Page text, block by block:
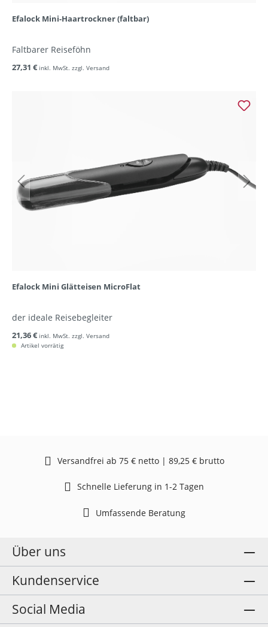
Efalock Mini-Haartrockner (faltbar)
Faltbarer Reiseföhn
27,31 € inkl. MwSt. zzgl. Versand
Efalock Mini Glätteisen MicroFlat
der ideale Reisebegleiter
21,36 € inkl. MwSt. zzgl. Versand
Artikel vorrätig
Versandfrei ab 75 € netto | 89,25 € brutto
Schnelle Lieferung in 1-2 Tagen
Umfassende Beratung
Über uns
Kundenservice
Social Media